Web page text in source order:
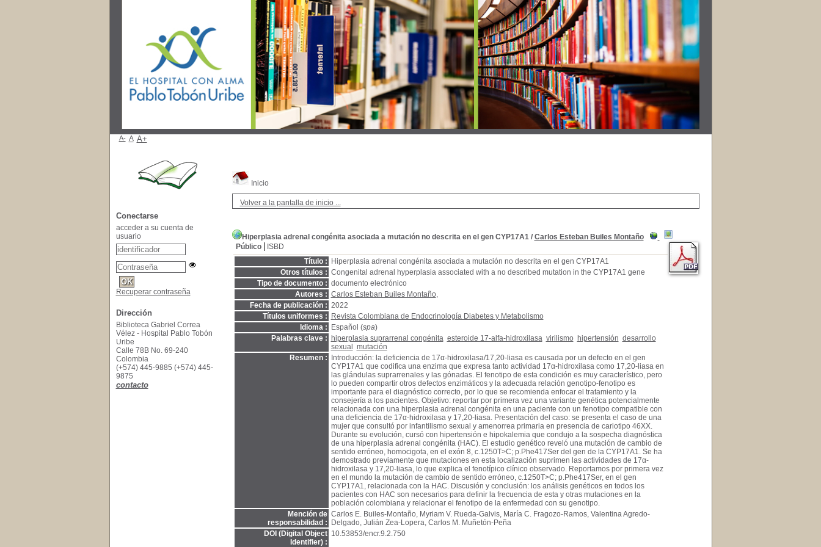
Inicio
Volver a la pantalla de inicio ...
Hiperplasia adrenal congénita asociada a mutación no descrita en el gen CYP17A1/ Carlos Esteban Builes Montaño
Público
ISBD
Título :
Hiperplasia adrenal congénita asociada a mutación no descrita en el gen CYP17A1
Otros títulos : Congenital adrenal hyperplasia associated with a no described mutation in the CYP17A1 gene
Tipo de documento : documento electrónico
Autores : Carlos Esteban Builes Montaño,
Fecha de publicación : 2022
Títulos uniformes :
Revista Colombiana de Endocrinología Diabetes y Metabolismo
Idioma :
Español (spa)
Palabras clave :
hiperplasia suprarrenal congénita esteroide 17-alfa-hidroxilasa virilismo hipertensión desarrollo
sexual
mutación
Resumen :
Introducción: la deficiencia de 17α-hidroxilasa/17,20-liasa es causada por un defecto en el gen
CYP17A1 que codifica una enzima que expresa tanto actividad 17α-hidroxilasa como 17,20-liasa en
las glándulas suprarrenales y las gónadas. El fenotipo de esta condición es muy característico, pero
lo pueden compartir otros defectos enzimáticos y la adecuada relación genotipo-fenotipo es
importante para el diagnóstico correcto, por lo que se recomienda enfocar el tratamiento y la
consejería a los pacientes. Objetivo: reportar por primera vez una variante genética potencialmente
relacionada con una hiperplasia adrenal congénita en una paciente con un fenotipo compatible con
una deficiencia de 17α-hidroxilasa y 17,20-liasa. Presentación del caso: se presenta el caso de una
mujer que consultó por infantilismo sexual y amenorrea primaria en presencia de cariotipo 46XX.
Durante su evolución, cursó con hipertensión e hipokalemia que condujo a la sospecha diagnóstica
de una hiperplasia adrenal congénita (HAC). El estudio genético reveló una mutación de cambio de
sentido erróneo, homocigota, en el exón 8, c.1250T>C; p.Phe417Ser del gen de la CYP17A1. Se ha
demostrado previamente que mutaciones en esta localización suprimen las actividades de 17α-
hidroxilasa y 17,20-liasa, lo que explica el fenotípico clínico observado. Reportamos por primera vez
en el mundo la mutación de cambio de sentido erróneo, c.1250T>C; p.Phe417Ser, en el gen
CYP17A1, relacionada con la HAC. Discusión y conclusión: los análisis genéticos en todos los
pacientes con HAC son necesarios para definir la frecuencia de esta y otras mutaciones en la
población colombiana y relacionar el fenotipo de la enfermedad con su genotipo.
Mención de
responsabilidad :
Carlos E. Builes-Montaño, Myriam V. Rueda-Galvis, María C. Fragozo-Ramos, Valentina Agredo-
Delgado, Julián Zea-Lopera, Carlos M. Muñetón-Peña
DOI (Digital Object
Identifier) :
10.53853/encr.9.2.750
A- A A+
Conectarse
acceder a su cuenta de
usuario
Recuperar contraseña
Dirección
Biblioteca Gabriel Correa
Vélez - Hospital Pablo Tobón
Uribe
Calle 78B No. 69-240
Colombia
(+574) 445-9885 (+574) 445-
9875
contacto